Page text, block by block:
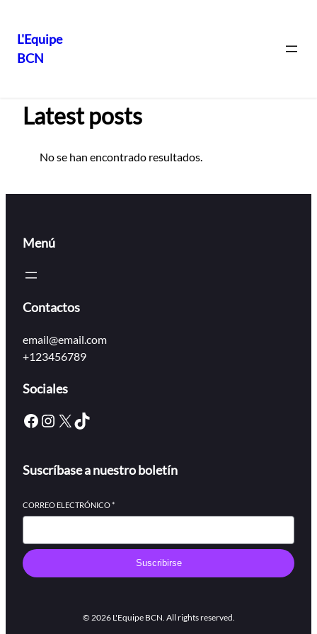
Saltar
L'Equipe
BCN
Latest posts
No se han encontrado resultados.
Menú
Contactos
email@email.com
+123456789
Sociales
Facebook Instagram X TikTok
Suscríbase a nuestro boletín
CORREO ELECTRÓNICO*
Suscribirse
© 2026 L'Equipe BCN. All rights reserved.